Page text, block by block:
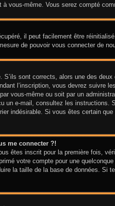
à vous-même. Vous serez compté
il peut facilement être
de pouvoir vous connecter de
sont corrects, alors une des
l’inscription, vous devrez suivre
vous-même ou soit par un
un e-mail, consultez les instructions.
indésirable. Si vous êtes certain
me connecter ?!
êtes inscrit pour la première fois,
votre compte pour une
la taille de la base de données.